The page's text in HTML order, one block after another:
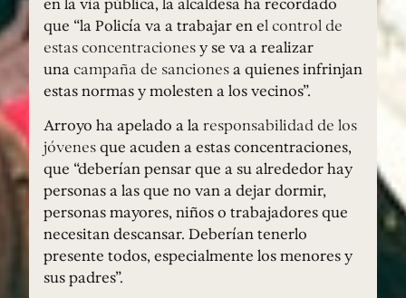
que “la Policía va a trabajar en el control de
estas concentracionesy se va a realizar
unacampaña de sancionesa quienes infrinjan
estas normas y molesten a los vecinos”.
Arroyo ha apelado a laresponsabilidad de los
jóvenesque acuden a estas concentraciones,
que “deberían pensar que a su alrededor hay
personas a las que no van a dejar dormir,
personas mayores, niños o trabajadores que
necesitan descansar. Deberían tenerlo
presente todos, especialmente los menores y
sus padres”.